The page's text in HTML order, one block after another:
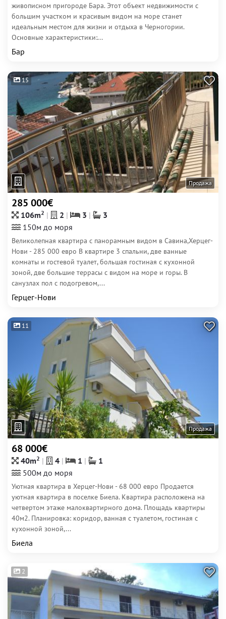
живописном пригороде Бара. Этот объект недвижимости с
большим участком и красивым видом на море станет
идеальным местом для жизни и отдыха в Черногории.
Основные характеристики:...
Бар
15
Продажа
285 000€
106m2 2 3
3
150м до моря
Великолепная квартира с панорамным видом в Савина,Херцег-
Нови - 285 000 евро В квартире 3 спальни, две ванные
комнаты и гостевой туалет, большая гостиная с кухонной
зоной, две большие террасы с видом на море и горы. В
санузлах пол с подогревом,...
Герцег-Нови
11
Продажа
68 000€
40m2 4 1
1
500м до моря
Уютная квартира в Херцег-Нови - 68 000 евро Продается
уютная квартира в поселке Биела. Квартира расположена на
четвертом этаже малоквартирного дома. Площадь квартиры
40м2. Планировка: коридор, ванная с туалетом, гостиная с
кухонной зоной,...
Биела
2